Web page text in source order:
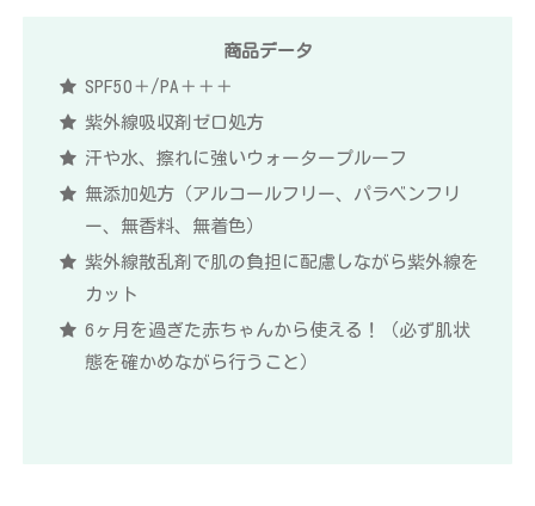
商品データ
SPF50＋/PA＋＋＋
紫外線吸収剤ゼロ処方
汗や水、擦れに強いウォータープルーフ
無添加処方（アルコールフリー、パラベンフリ
ー、無香料、無着色）
紫外線散乱剤で肌の負担に配慮しながら紫外線を
カット
6ヶ月を過ぎた赤ちゃんから使える！（必ず肌状
態を確かめながら行うこと）